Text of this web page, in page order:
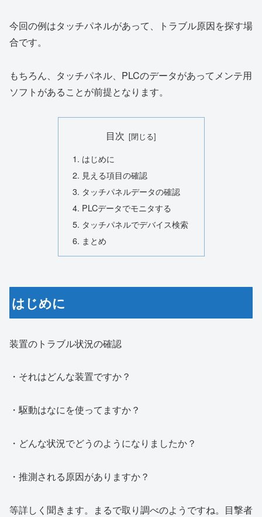
今回の例はタッチパネルがあって、トラブル原因を探す場
合です。
もちろん、タッチパネル、PLCのデータがあってメンテ用
ソフトがあることが前提となります。
目次
はじめに
見える項目の確認
タッチパネルデータの確認
PLCデータでモニタする
タッチパネルでデバイス検索
まとめ
はじめに
装置のトラブル状況の確認
・それはどんな装置ですか？
・駆動はなにを使ってますか？
・どんな状況でどうのようになりましたか？
・推測される原因がありますか？
等詳しく聞きます。まるで取り調べのようですね。目撃者